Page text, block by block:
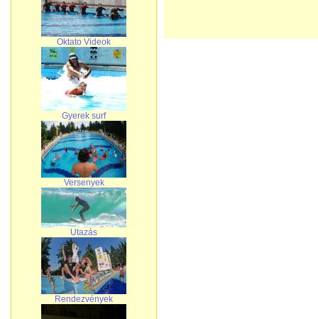
Oktato Videok
Gyerek surf
Versenyek
Utazás
Rendezvények